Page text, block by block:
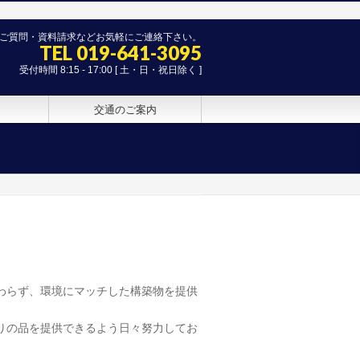
ご質問・資料請求などお気軽にご連絡下さい。
TEL 019-641-3095
受付時間 8:15 - 17:00 [ 土・日・祝日除く ]
交通のご案内
ず、環境にマッチした構築物を提供
品を提供できるよう日々努力してお